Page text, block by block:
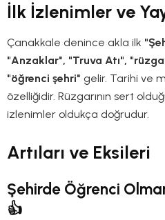
İlk İzlenimler ve
Çanakkale denince akla ilk
"Anzaklar", "Truva Atı",
"öğrenci şehri" gelir. Tarihi ve
özelliğidir. Rüzgarının sert
izlenimler oldukça doğrudur.
Artıları ve Eksileri
Şehirde Öğrenci
👍